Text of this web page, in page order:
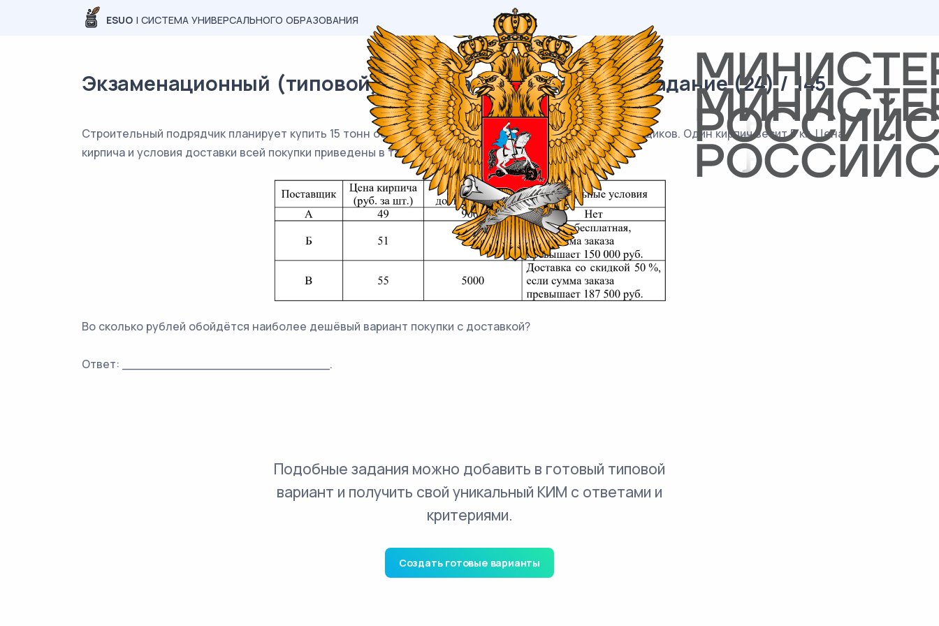
ESUO | СИСТЕМА УНИВЕРСАЛЬНОГО ОБРАЗОВАНИЯ
Экзаменационный (типовой) материал ЕГЭ / База / 06 задание (24) / 145
Строительный подрядчик планирует купить 15 тонн облицовочного кирпича у одного из трёх поставщиков. Один кирпич весит 5 кг. Цена
кирпича и условия доставки всей покупки приведены в таблице.
Во сколько рублей обойдётся наиболее дешёвый вариант покупки с доставкой?
Ответ: ___________________________.
Подобные задания можно добавить в готовый типовой
вариант и получить свой уникальный КИМ с ответами и
критериями.
Создать готовые варианты